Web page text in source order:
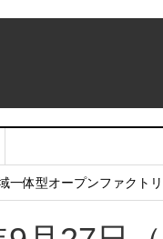
せ
体型オープンファクトリ